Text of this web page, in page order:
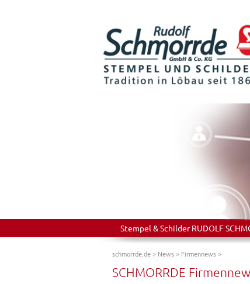
Stempel & Schilder RUDOLF
schmorrde.de> News> Firmennews>
SCHMORRDE